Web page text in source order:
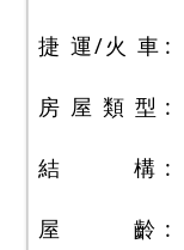
捷 運/火 車
房 屋 類 型
結 構
屋 齡